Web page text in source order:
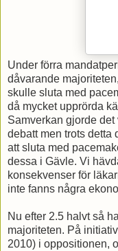
Under förra
dåvarande
skulle sluta med
då mycket upprörda
Samverkan gjorde
debatt men trots detta
att sluta med
dessa i Gävle. Vi
konsekvenser för
inte fanns några
Nu efter 2.5 halvt så
majoriteten. På
2010) i oppositionen,